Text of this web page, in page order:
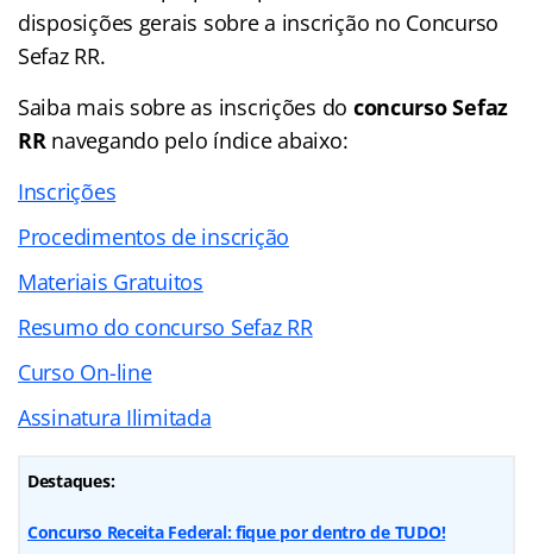
disposições gerais sobre a inscrição no Concurso
Sefaz RR.
Saiba mais sobre as inscrições do concurso Sefaz
RRnavegando pelo índice abaixo:
Inscrições
Procedimentos de inscrição
Materiais Gratuitos
Resumo do concurso Sefaz RR
Curso On-line
Assinatura Ilimitada
Destaques:
Concurso Receita Federal: fique por dentro de TUDO!